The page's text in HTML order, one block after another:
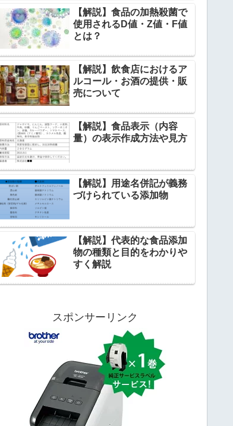
【解説】食品の加熱殺菌で
使用されるD値・Z値・F値
とは？
【解説】飲食店におけるア
ルコール・お酒の提供・販
売について
【解説】食品表示（内容
量）の表示作成方法や見方
【解説】用途名併記が義務
づけられている添加物
【解説】代表的な食品添加
物の種類と目的をわかりや
すく解説
スポンサーリンク